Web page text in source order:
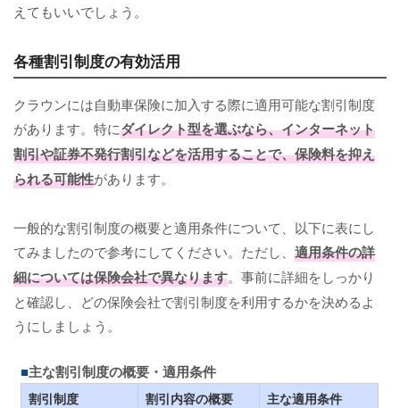
えてもいいでしょう。
各種割引制度の有効活用
クラウンには自動車保険に加入する際に適用可能な割引制度
があります。特にダイレクト型を選ぶなら、インターネット
割引や証券不発行割引などを活用することで、保険料を抑え
られる可能性があります。
一般的な割引制度の概要と適用条件について、以下に表にし
てみましたので参考にしてください。ただし、 適用条件の詳
細については保険会社で異なります。事前に詳細をしっかり
と確認し、どの保険会社で割引制度を利用するかを決めるよ
うにしましょう。
主な割引制度の概要・適用条件
割引制度 割引内容の概要
主な適用条件